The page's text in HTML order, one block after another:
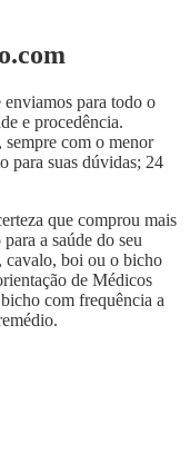
enviamos para todo o
e procedência.
com o menor
para suas dúvidas; 24
que comprou mais
a saúde do seu
cavalo, boi ou o bicho
de Médicos
com frequência a